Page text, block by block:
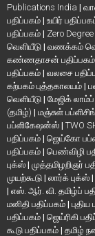
Publications India |
பதிப்பகம் | உயிர்
பதிப்பகம் | Zero
வெளியீடு | வணக்கம்
கண்ணதாசன் பதிப்பகம்
பதிப்பகம் | வலசை
கற்பகம் புத்தகாலயம் |
வெளியீடு | மேஜிக்
(தமிழ்) | மஞ்சுள்
பப்ளிகேஷன்ஸ் | TWO
பதிப்பகம் | ஜெய்கோ
பதிப்பகம் | பெண்விழி
புக்ஸ் | முத்தமிழறிஞர்
முயற்கூடு | லார்க் புக்ஸ் |
| எஸ். ஆர். வி. தமிழ்ப்
மனிதி பதிப்பகம் |
பதிப்பகம் | ஜெய்ரிகி
கூடு பதிப்பகம் | தமிழ்